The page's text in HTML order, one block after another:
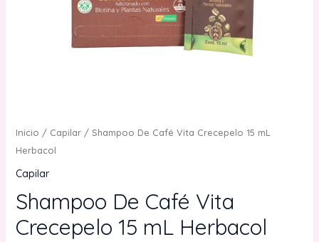
Inicio / Capilar/ Shampoo De Café Vita Crecepelo 15 mL
Herbacol
Capilar
Shampoo De Café Vita
Crecepelo 15 mL Herbacol